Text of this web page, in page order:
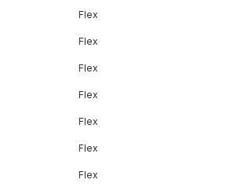
Flex
Flex
Flex
Flex
Flex
Flex
Flex